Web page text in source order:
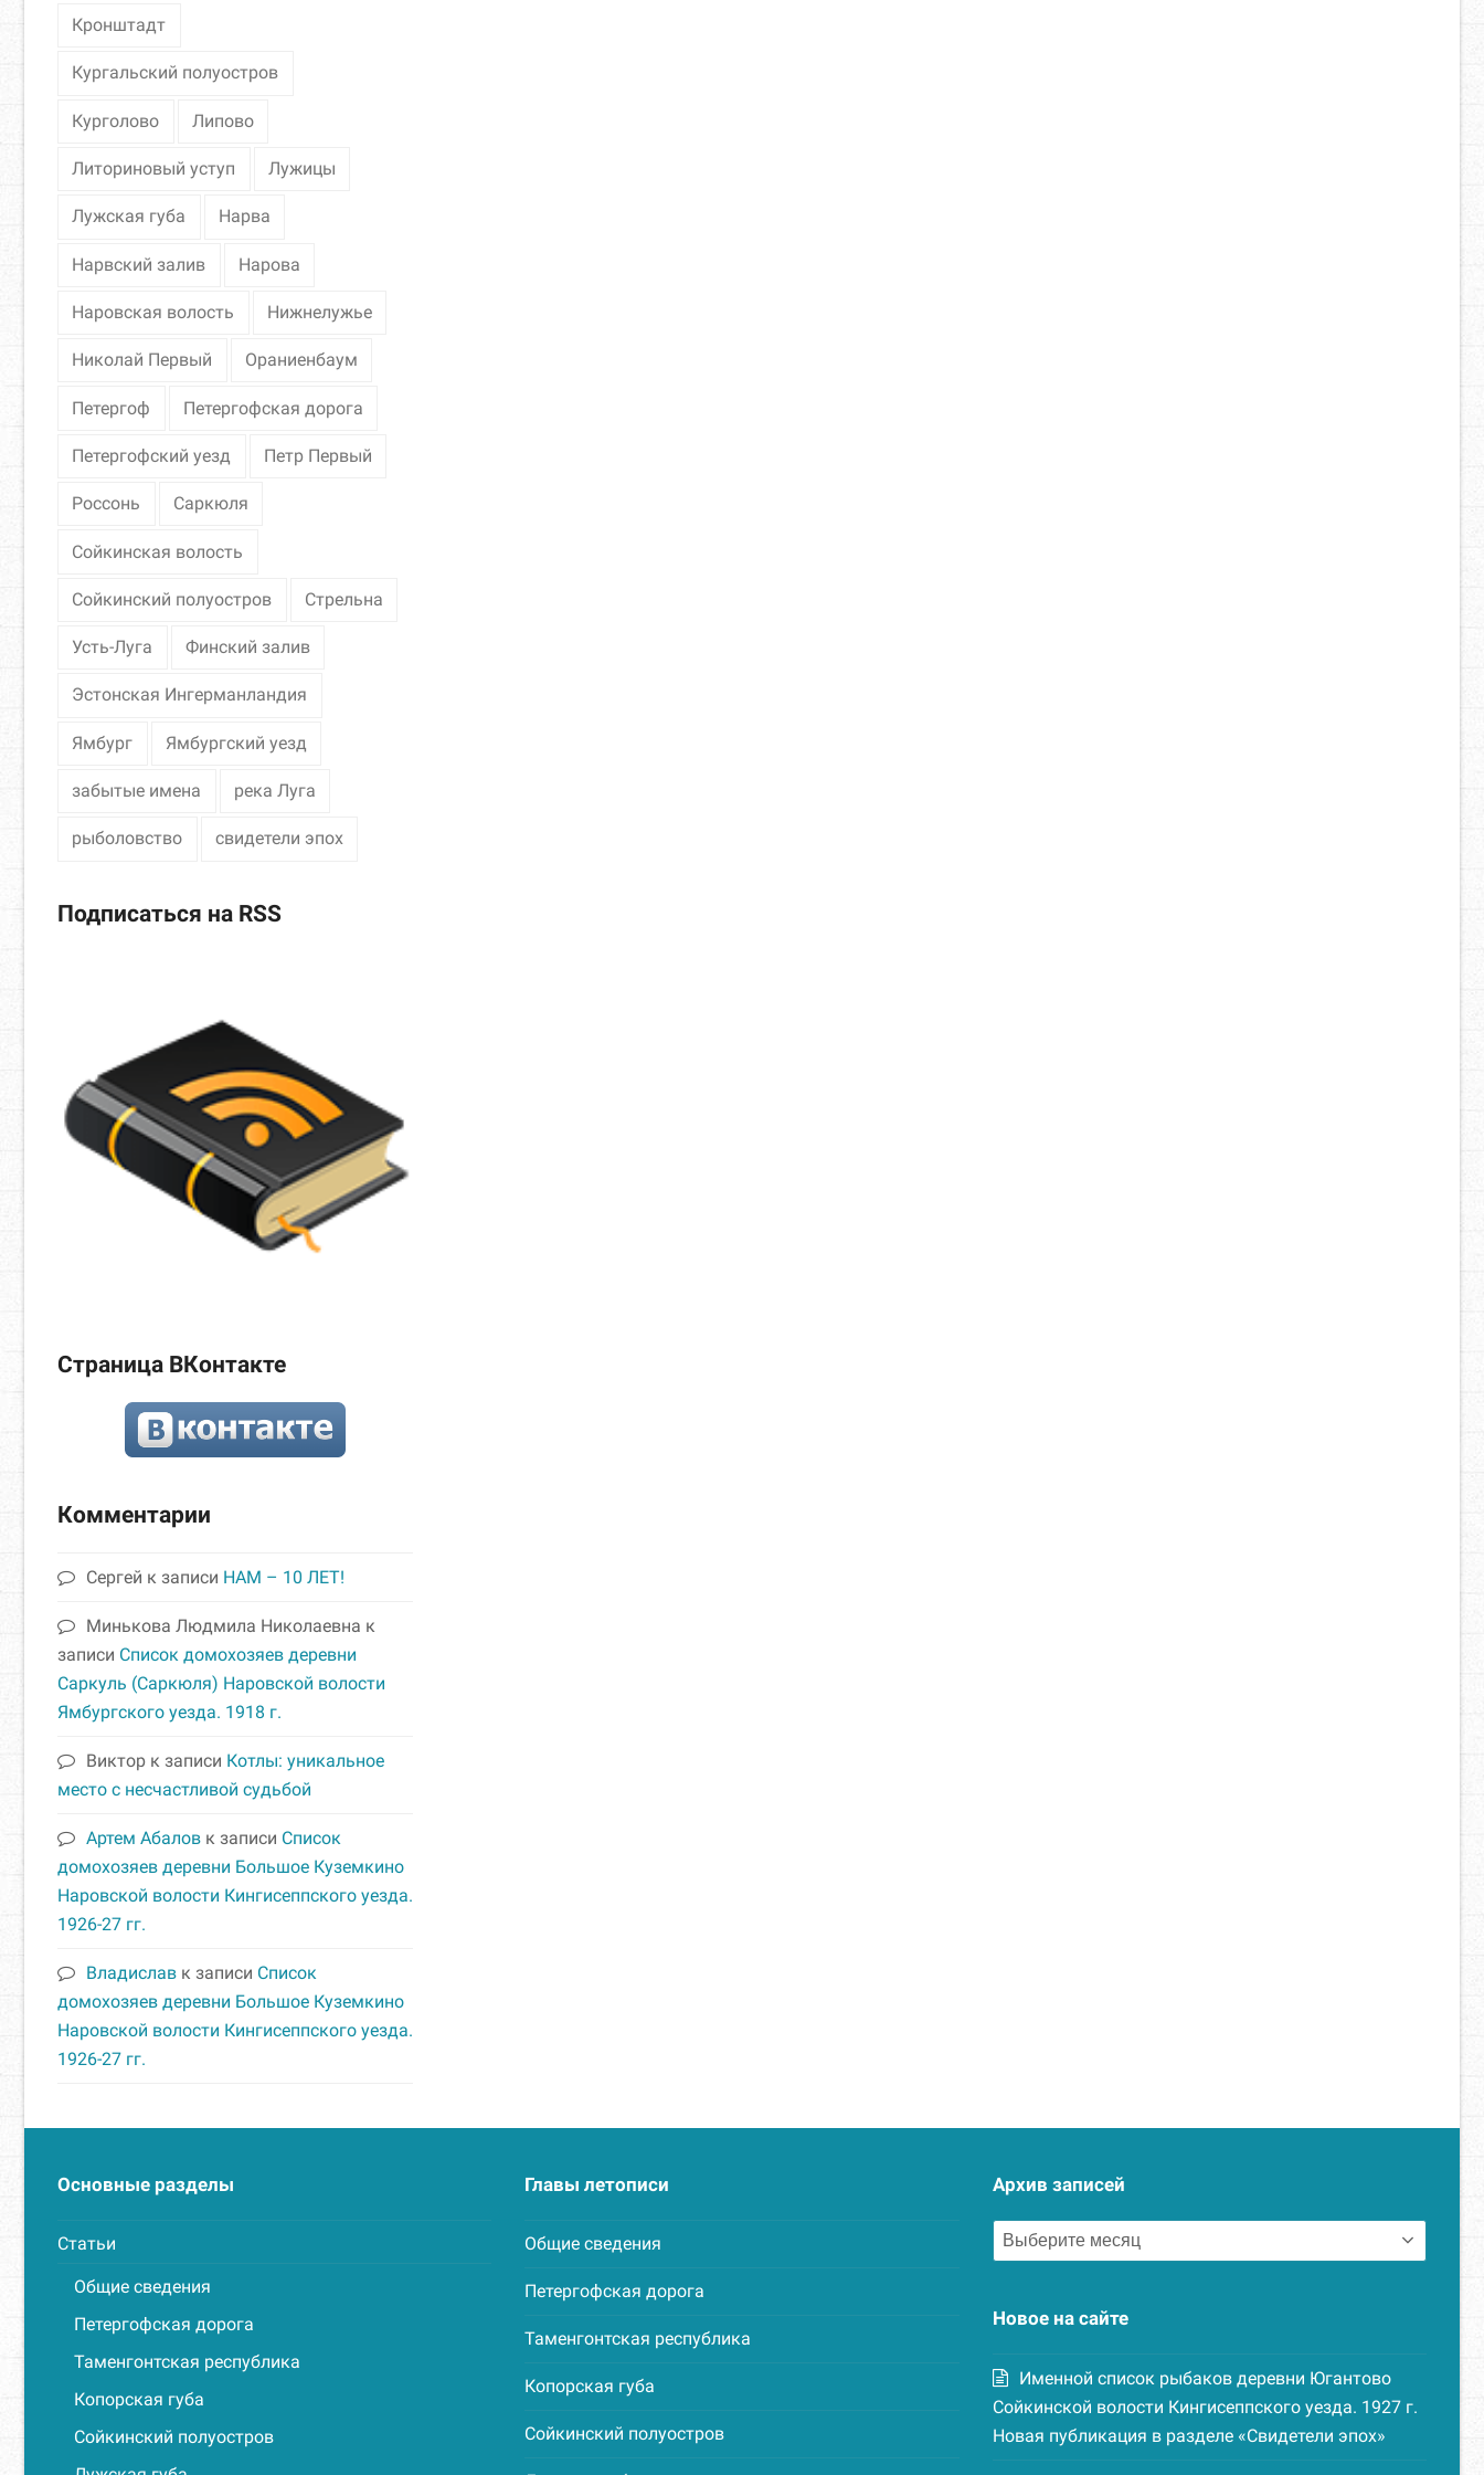
Кронштадт
Кургальский полуостров
Курголово Липово
Литориновый уступ Лужицы
Лужская губа Нарва
Нарвский залив Нарова
Наровская волость Нижнелужье
Николай Первый Ораниенбаум
Петергоф Петергофская дорога
Петергофский уезд Петр Первый
Россонь Саркюля
Сойкинская волость
Сойкинский полуостров Стрельна
Усть-Луга Финский залив
Эстонская Ингерманландия
Ямбург Ямбургский уезд
забытые имена река Луга
рыболовство свидетели эпох
Подписаться на RSS
Страница ВКонтакте
Комментарии
Сергей к записи НАМ – 10 ЛЕТ!
Минькова Людмила Николаевна к
записи Список домохозяев деревни
Саркуль (Саркюля) Наровской волости
Ямбургского уезда. 1918 г.
Виктор к записи Котлы: уникальное
место с несчастливой судьбой
Артем Абалов к записи Список
домохозяев деревни Большое Куземкино
Наровской волости Кингисеппского уезда.
1926-27 гг.
Владислав к записи Список
домохозяев деревни Большое Куземкино
Наровской волости Кингисеппского уезда.
1926-27 гг.
Основные разделы
Статьи
Общие сведения
Петергофская дорога
Таменгонтская республика
Копорская губа
Сойкинский полуостров
Главы летописи
Общие сведения
Петергофская дорога
Таменгонтская республика
Копорская губа
Сойкинский полуостров
Архив записей
Архив
записей
Новое на сайте
Именной список рыбаков деревни Югантово
Сойкинской волости Кингисеппского уезда. 1927 г.
Новая публикация в разделе «Свидетели эпох»